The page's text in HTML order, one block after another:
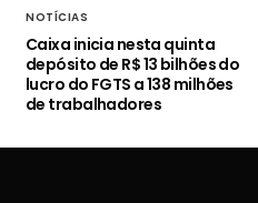
NOTÍCIAS
Caixa inicia nesta quinta
depósito de R$ 13 bilhões do
lucro do FGTS a 138 milhões
de trabalhadores